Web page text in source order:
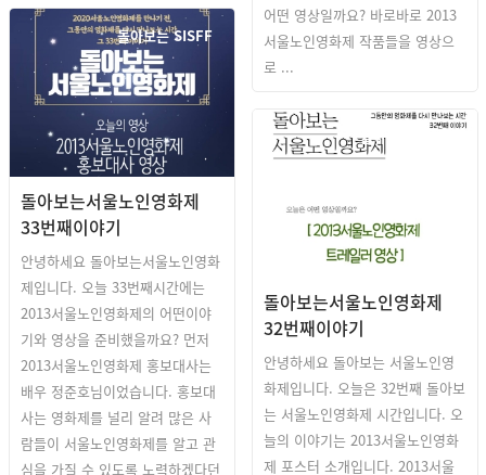
어떤 영상일까요? 바로바로 2013
서울노인영화제 작품들을 영상으
로 ...
돌아보는 SISFF
돌아보는서울노인영화제
33번째이야기
안녕하세요 돌아보는서울노인영화
제입니다. 오늘 33번째시간에는
2013서울노인영화제의 어떤이야
기와 영상을 준비했을까요? 먼저
2013서울노인영화제 홍보대사는
배우 정준호님이었습니다. 홍보대
사는 영화제를 널리 알려 많은 사
람들이 서울노인영화제를 알고 관
심을 가질 수 있도록 노력하겠다던
돌아보는 SISFF
돌아보는서울노인영화제
32번째이야기
안녕하세요 돌아보는 서울노인영
화제입니다. 오늘은 32번째 돌아보
는 서울노인영화제 시간입니다. 오
늘의 이야기는 2013서울노인영화
제 포스터 소개입니다. 2013서울